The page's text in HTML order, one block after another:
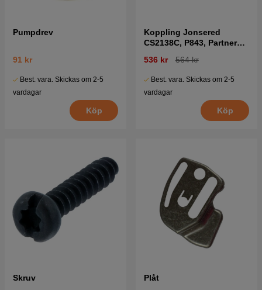
Pumpdrev
91 kr
Best. vara. Skickas om 2-5
vardagar
Köp
Koppling Jonsered
CS2138C, P843, Partner
mfl
536 kr 564 kr
Best. vara. Skickas om 2-5
vardagar
Köp
Skruv Plåt